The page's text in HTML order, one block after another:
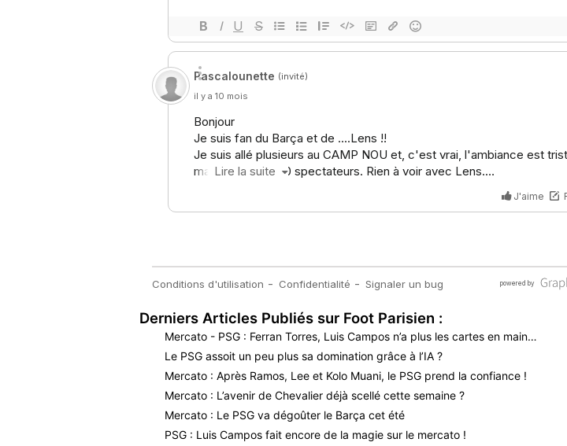
Derniers Articles Publiés sur Foot Parisien :
Mercato - PSG : Ferran Torres, Luis Campos n’a plus les cartes en main…
Le PSG assoit un peu plus sa domination grâce à l’IA ?
Mercato : Après Ramos, Lee et Kolo Muani, le PSG prend la confiance !
Mercato : L’avenir de Chevalier déjà scellé cette semaine ?
Mercato : Le PSG va dégoûter le Barça cet été
PSG : Luis Campos fait encore de la magie sur le mercato !